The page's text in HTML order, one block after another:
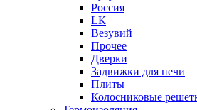
Россия
LК
Везувий
Прочее
Дверки
Задвижки для печи
Плиты
Колосниковые